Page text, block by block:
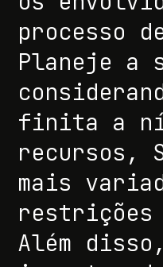
processo
Planeje a
finita a
recursos,
mais
restrições
Além